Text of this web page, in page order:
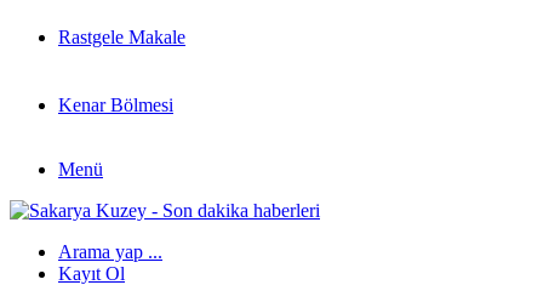
Rastgele Makale
Kenar Bölmesi
Menü
Arama yap ...
Kayıt Ol